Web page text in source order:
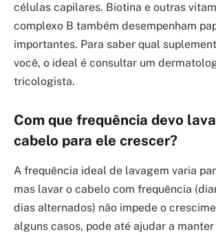
células capilares. Biotina e outras
complexo B também desempenham
importantes. Para saber qual
você, o ideal é consultar um
tricologista.
Com que frequência devo
cabelo para ele crescer?
A frequência ideal de lavagem varia
mas lavar o cabelo com frequência
dias alternados) não impede o
alguns casos, pode até ajudar a